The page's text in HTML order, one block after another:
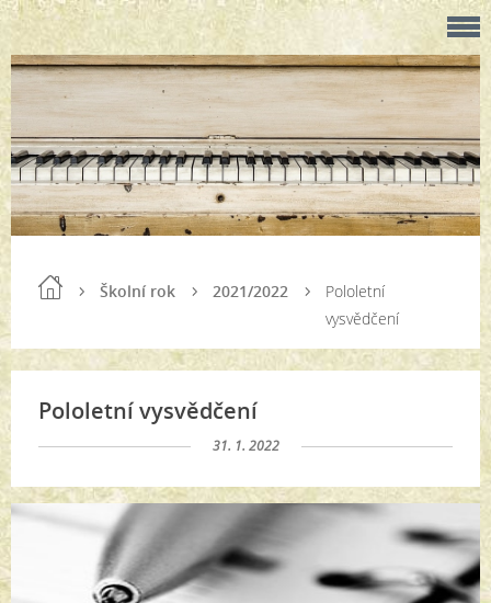
Školní rok 2021/2022
Pololetní
vysvědčení
Pololetní vysvědčení
31. 1. 2022